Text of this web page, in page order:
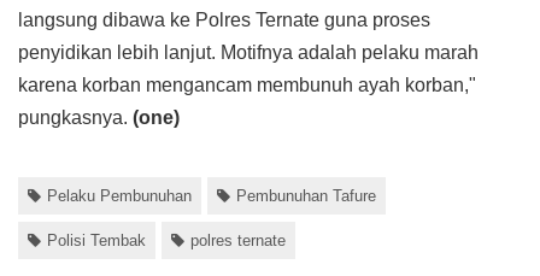
langsung dibawa ke Polres Ternate guna proses
penyidikan lebih lanjut. Motifnya adalah pelaku marah
karena korban mengancam membunuh ayah korban,"
pungkasnya. (one)
Pelaku Pembunuhan Pembunuhan Tafure
Polisi Tembak polres ternate